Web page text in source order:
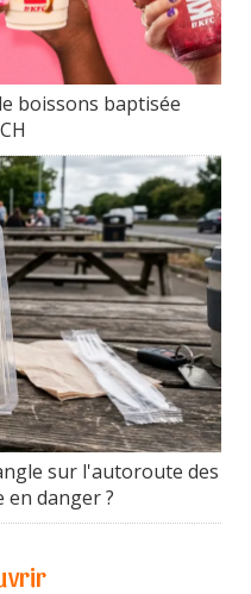
boissons baptisée
sur l'autoroute des
en danger ?